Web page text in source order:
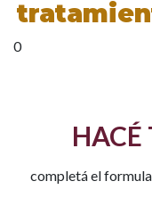
0
HACÉ
completá el